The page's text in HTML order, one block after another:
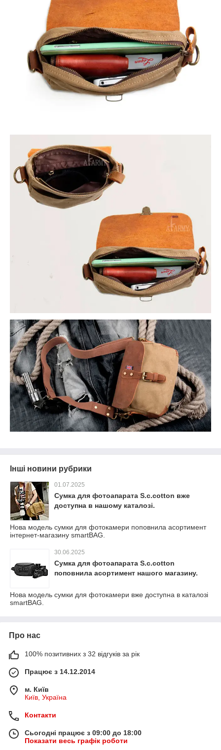
Інші новини рубрики
01.07.2025
Сумка для фотоапарата S.c.cotton вже
доступна в нашому каталозі.
Нова модель сумки для фотокамери поповнила асортимент
інтернет-магазину smartBAG.
30.06.2025
Сумка для фотоапарата S.c.cotton
поповнила асортимент нашого магазину.
Нова модель сумки для фотокамери вже доступна в каталозі
smartBAG.
Про нас
100% позитивних з 32 відгуків за рік
Працює з 14.12.2014
м. Київ
Київ, Україна
Контакти
Сьогодні працює з 09:00 до 18:00
Показати весь графік роботи